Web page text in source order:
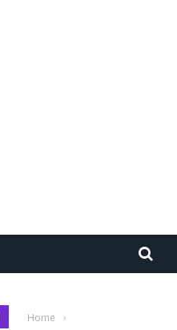
Home ›